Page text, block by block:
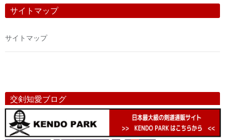
サイトマップ
サイトマップ
交剣知愛ブログ